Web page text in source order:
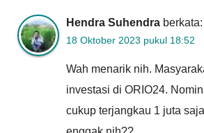
Hendra Suhendra berkata:
18 Oktober 2023 pukul 18:52
Wah menarik nih.
investasi di ORIO24.
cukup terjangkau 1 juta